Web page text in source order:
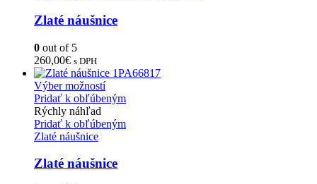
Zlaté náušnice
0 out of 5
260,00€ s DPH
Výber možností
Pridať k obľúbeným
Rýchly náhľad
Pridať k obľúbeným
Zlaté náušnice
Zlaté náušnice